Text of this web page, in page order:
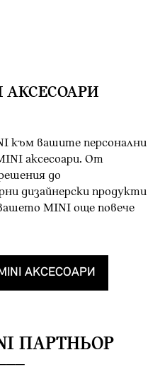
АКСЕСОАРИ
към вашите персонални
аксесоари. От
до
дизайнерски продукти
MINI oще повече
AКСЕСОАРИ
ПАРТНЬОР